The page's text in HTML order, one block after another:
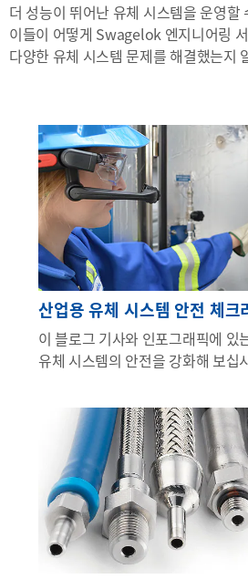
더 성능이 뛰어난 유체 시스템을 운영할
이들이 어떻게 Swagelok 엔지니어링
다양한 유체 시스템 문제를 해결했는지
산업용 유체 시스템 안전 체크
이 블로그 기사와 인포그래픽에 있
유체 시스템의 안전을 강화해 보십